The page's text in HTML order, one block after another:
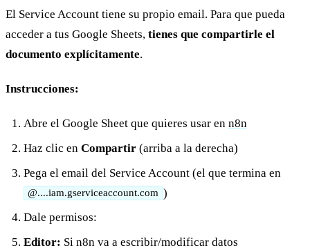
El Service Account tiene su propio email. Para que pueda
acceder a tus Google Sheets, tienes que compartirle el
documento explícitamente.
Instrucciones:
Abre el Google Sheet que quieres usar en n8n
Haz clic en Compartir(arriba a la derecha)
Pega el email del Service Account (el que termina en
@....iam.gserviceaccount.com )
Dale permisos:
Editor: Si n8n va a escribir/modificar datos